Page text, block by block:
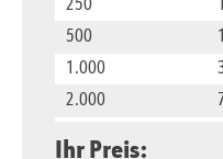
250
500
1.000
2.000
Ihr Preis: